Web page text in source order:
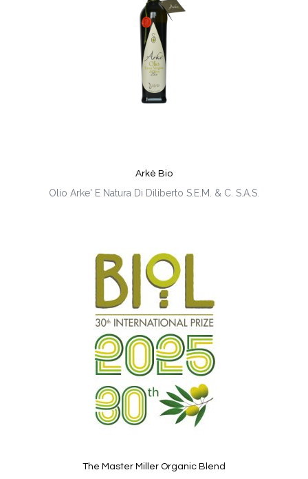
Arkè Bio
Olio Arke' E Natura Di Diliberto S.E.M. & C. S.A.S.
The Master Miller Organic Blend